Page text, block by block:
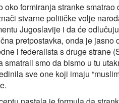
formiranja stranke
stvarne političke volje
Jugoslavije i da će
pretpostavka, onda je jasno
i federalista s druge strane
smatrali smo da bismo u tu
sve one koji imaju